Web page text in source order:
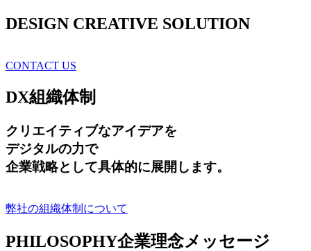
DESIGN CREATIVE SOLUTION
CONTACT US
DX組織体制
クリエイティブなアイデアを
デジタルの力で
企業戦略として具体的に展開します。
弊社の組織体制について
PHILOSOPHY企業理念メッセージ